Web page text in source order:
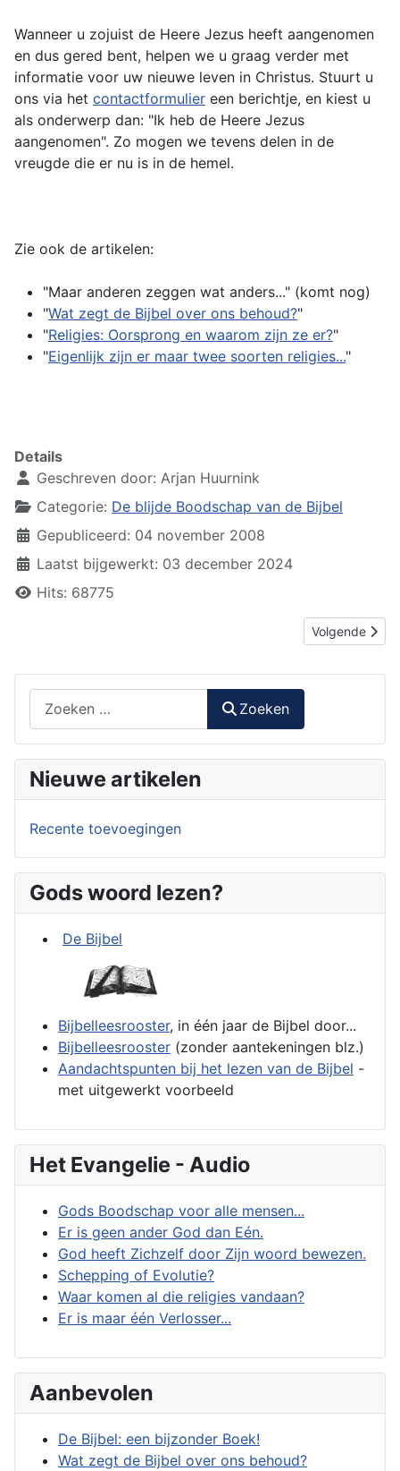
Wanneer u zojuist de Heere Jezus heeft aangenomen
en dus gered bent, helpen we u graag verder met
informatie voor uw nieuwe leven in Christus. Stuurt u
ons via het contactformulier een berichtje, en kiest u
als onderwerp dan: "Ik heb de Heere Jezus
aangenomen". Zo mogen we tevens delen in de
vreugde die er nu is in de hemel.
Zie ook de artikelen:
"Maar anderen zeggen wat anders..." (komt nog)
"Wat zegt de Bijbel over ons behoud?"
"Religies: Oorsprong en waarom zijn ze er?"
"Eigenlijk zijn er maar twee soorten religies..."
Details
Geschreven door: Arjan Huurnink
Categorie: De blijde Boodschap van de Bijbel
Gepubliceerd: 04 november 2008
Laatst bijgewerkt: 03 december 2024
Hits: 68775
Volgende
Volgende
Zoeken
Nieuwe artikelen
Recente toevoegingen
Gods woord lezen?
De Bijbel
Bijbelleesrooster, in één jaar de Bijbel door...
Bijbelleesrooster (zonder aantekeningen blz.)
Aandachtspunten bij het lezen van de Bijbel -
met uitgewerkt voorbeeld
Het Evangelie - Audio
Gods Boodschap voor alle mensen...
Er is geen ander God dan Eén.
God heeft Zichzelf door Zijn woord bewezen.
Schepping of Evolutie?
Waar komen al die religies vandaan?
Er is maar één Verlosser...
Aanbevolen
De Bijbel: een bijzonder Boek!
Wat zegt de Bijbel over ons behoud?